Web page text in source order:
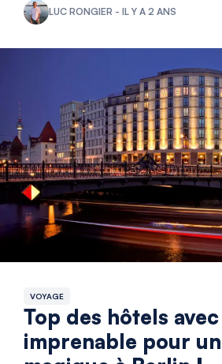
LUC RONGIER - IL Y A 2 ANS
VOYAGE
Top des hôtels
imprenable pour